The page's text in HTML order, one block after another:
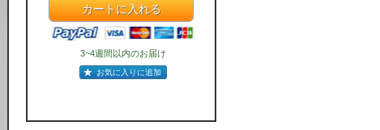
カートに入れる
3~4週間以内のお届け
お気に入りに追加